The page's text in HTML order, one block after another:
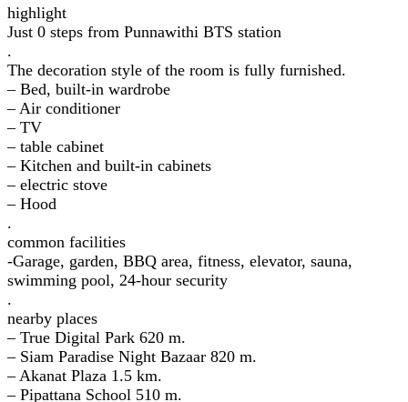
highlight
Just 0 steps from Punnawithi BTS station
.
The decoration style of the room is fully furnished.
– Bed, built-in wardrobe
– Air conditioner
– TV
– table cabinet
– Kitchen and built-in cabinets
– electric stove
– Hood
.
common facilities
-Garage, garden, BBQ area, fitness, elevator, sauna,
swimming pool, 24-hour security
.
nearby places
– True Digital Park 620 m.
– Siam Paradise Night Bazaar 820 m.
– Akanat Plaza 1.5 km.
– Pipattana School 510 m.